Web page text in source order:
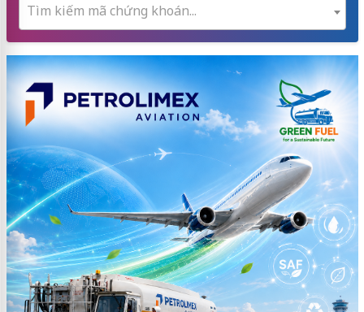
Tìm kiếm mã chứng khoán...